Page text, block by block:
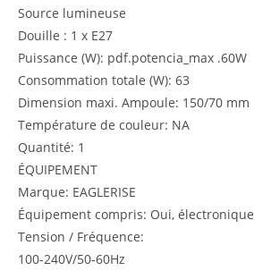
Source lumineuse
Douille : 1 x E27
Puissance (W): pdf.potencia_max .60W
Consommation totale (W): 63
Dimension maxi. Ampoule: 150/70 mm
Température de couleur: NA
Quantité: 1
ÉQUIPEMENT
Marque: EAGLERISE
Équipement compris: Oui, électronique
Tension / Fréquence:
100-240V/50-60Hz